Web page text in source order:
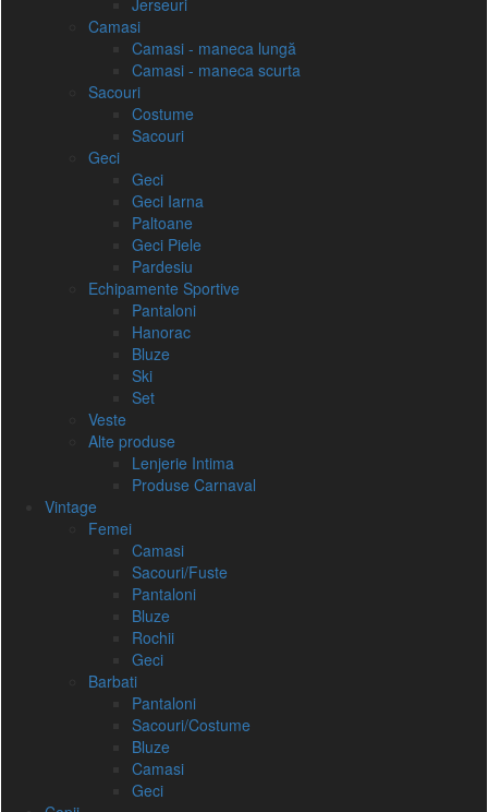
Jerseuri
Camasi
Camasi - maneca lungă
Camasi - maneca scurta
Sacouri
Costume
Sacouri
Geci
Geci
Geci Iarna
Paltoane
Geci Piele
Pardesiu
Echipamente Sportive
Pantaloni
Hanorac
Bluze
Ski
Set
Veste
Alte produse
Lenjerie Intima
Produse Carnaval
Vintage
Femei
Camasi
Sacouri/Fuste
Pantaloni
Bluze
Rochii
Geci
Barbati
Pantaloni
Sacouri/Costume
Bluze
Camasi
Geci